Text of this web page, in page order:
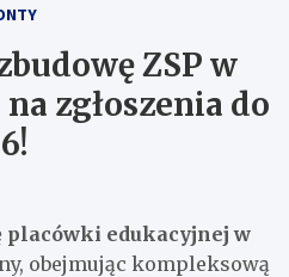
ZSP w
zgłoszenia do
placówki edukacyjnej w
obejmując kompleksową